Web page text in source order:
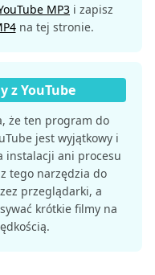
MP3 i zapisz
na tej stronie.
z YouTube
że ​​ten program do
jest wyjątkowy i
instalacji ani procesu
tego narzędzia do
przeglądarki, a
krótkie filmy na